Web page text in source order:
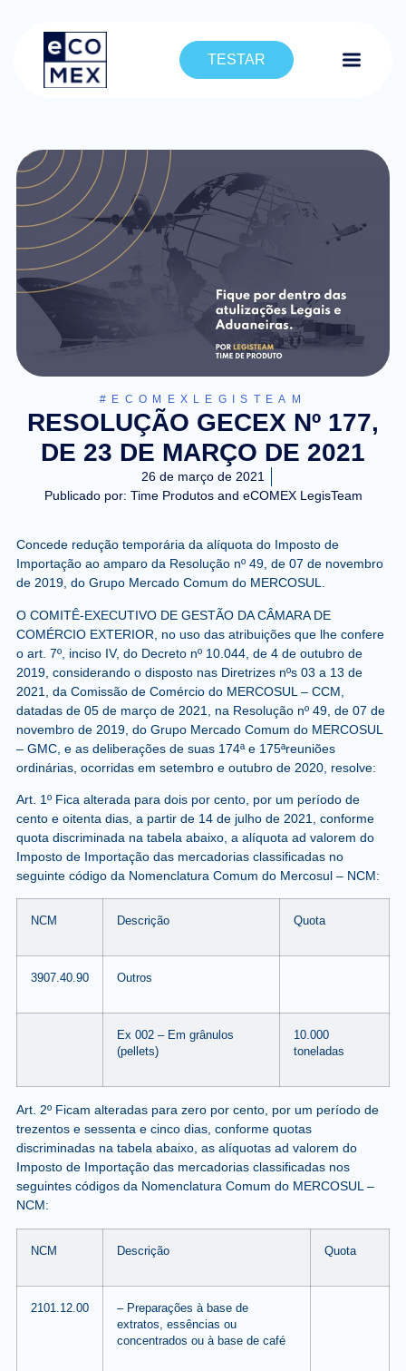
TESTAR
#ECOMEXLEGISTEAM
RESOLUÇÃO GECEX Nº 177,
DE 23 DE MARÇO DE 2021
26 de março de 2021
Publicado por: Time Produtos and eCOMEX LegisTeam
Concede redução temporária da alíquota do Imposto de
Importação ao amparo da Resolução nº 49, de 07 de novembro
de 2019, do Grupo Mercado Comum do MERCOSUL.
O COMITÊ-EXECUTIVO DE GESTÃO DA CÂMARA DE
COMÉRCIO EXTERIOR, no uso das atribuições que lhe confere
o art. 7º, inciso IV, do Decreto nº 10.044, de 4 de outubro de
2019, considerando o disposto nas Diretrizes nºs 03 a 13 de
2021, da Comissão de Comércio do MERCOSUL – CCM,
datadas de 05 de março de 2021, na Resolução nº 49, de 07 de
novembro de 2019, do Grupo Mercado Comum do MERCOSUL
– GMC, e as deliberações de suas 174ª e 175ªreuniões
ordinárias, ocorridas em setembro e outubro de 2020, resolve:
Art. 1º Fica alterada para dois por cento, por um período de
cento e oitenta dias, a partir de 14 de julho de 2021, conforme
quota discriminada na tabela abaixo, a alíquota ad valorem do
Imposto de Importação das mercadorias classificadas no
seguinte código da Nomenclatura Comum do Mercosul – NCM:
NCM Descrição Quota
3907.40.90 Outros
Ex 002 – Em grânulos
(pellets)
10.000
toneladas
Art. 2º Ficam alteradas para zero por cento, por um período de
trezentos e sessenta e cinco dias, conforme quotas
discriminadas na tabela abaixo, as alíquotas ad valorem do
Imposto de Importação das mercadorias classificadas nos
seguintes códigos da Nomenclatura Comum do MERCOSUL –
NCM:
NCM Descrição Quota
2101.12.00
– Preparações à base de
extratos, essências ou
concentrados ou à base de café